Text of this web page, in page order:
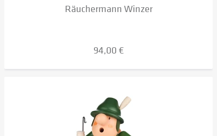
Räuchermann Winzer
94,00 €